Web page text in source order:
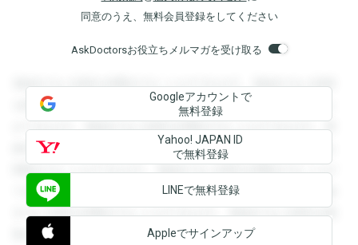
同意のうえ、無料会員登録をしてください
AskDoctorsお役立ちメルマガを受け取る
登録すると回答を閲覧することができます。登録すると回答
を閲覧することができます。登録すると回答を閲覧すること
ができます。登録すると回答を閲覧することができます。登
録すると回答を閲覧することができます。登録すると回答を
閲覧することができます。登録すると回答を閲覧することが
できます。登録すると回答を閲覧することができます。登録
すると回答を閲覧することができます。登録すると回答を閲
覧することができます。
Googleアカウントで
無料登録
Yahoo! JAPAN ID
で無料登録
LINEで無料登録
Appleでサインアップ